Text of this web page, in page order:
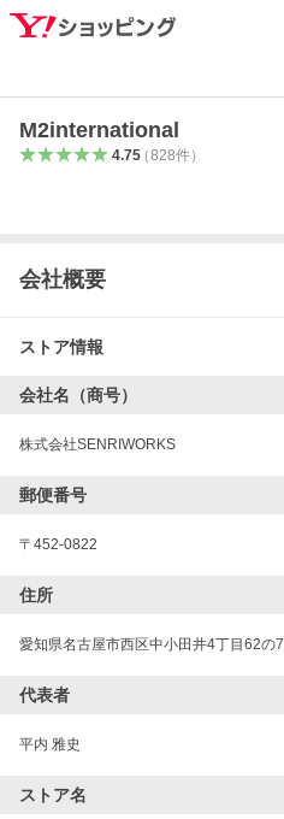
M2international
4.75（828件）
会社概要
ストア情報
会社名（商号）
株式会社SENRIWORKS
郵便番号
〒 452-0822
住所
愛知県名古屋市西区中小田井4丁目62の7
代表者
平内 雅史
ストア名